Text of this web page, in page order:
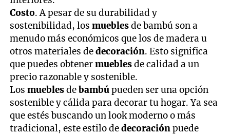
Costo. A pesar de su durabilidad y
sostenibilidad, losmueblesde bambú son a
menudo más económicos que los de madera u
otros materiales dedecoración. Esto significa
que puedes obtenermueblesde calidad a un
precio razonable y sostenible.
Los mueblesdebambúpueden ser una opción
sostenible y cálida para decorar tu hogar. Ya sea
que estés buscando un look moderno o más
tradicional, este estilo dedecoraciónpuede